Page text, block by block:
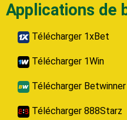
Applications de
Télécharger 1xBet
Télécharger 1Win
Télécharger Betwinner
Télécharger 888Starz